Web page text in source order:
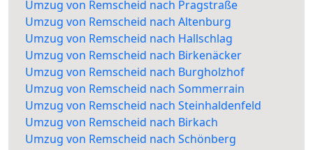
Umzug von Remscheid nach Pragstraße
Umzug von Remscheid nach Altenburg
Umzug von Remscheid nach Hallschlag
Umzug von Remscheid nach Birkenäcker
Umzug von Remscheid nach Burgholzhof
Umzug von Remscheid nach Sommerrain
Umzug von Remscheid nach Steinhaldenfeld
Umzug von Remscheid nach Birkach
Umzug von Remscheid nach Schönberg